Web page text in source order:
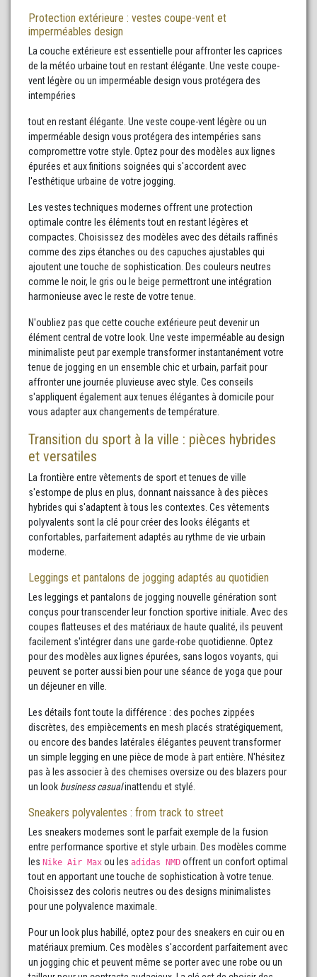
Protection extérieure : vestes coupe-vent et
imperméables design
La couche extérieure est essentielle pour affronter les caprices
de la météo urbaine tout en restant élégante. Une veste coupe-
vent légère ou un imperméable design vous protégera des
intempéries
tout en restant élégante. Une veste coupe-vent légère ou un
imperméable design vous protégera des intempéries sans
compromettre votre style. Optez pour des modèles aux lignes
épurées et aux finitions soignées qui s'accordent avec
l'esthétique urbaine de votre jogging.
Les vestes techniques modernes offrent une protection
optimale contre les éléments tout en restant légères et
compactes. Choisissez des modèles avec des détails raffinés
comme des zips étanches ou des capuches ajustables qui
ajoutent une touche de sophistication. Des couleurs neutres
comme le noir, le gris ou le beige permettront une intégration
harmonieuse avec le reste de votre tenue.
N'oubliez pas que cette couche extérieure peut devenir un
élément central de votre look. Une veste imperméable au design
minimaliste peut par exemple transformer instantanément votre
tenue de jogging en un ensemble chic et urbain, parfait pour
affronter une journée pluvieuse avec style. Ces conseils
s'appliquent également aux tenues élégantes à domicile pour
vous adapter aux changements de température.
Transition du sport à la ville : pièces hybrides
et versatiles
La frontière entre vêtements de sport et tenues de ville
s'estompe de plus en plus, donnant naissance à des pièces
hybrides qui s'adaptent à tous les contextes. Ces vêtements
polyvalents sont la clé pour créer des looks élégants et
confortables, parfaitement adaptés au rythme de vie urbain
moderne.
Leggings et pantalons de jogging adaptés au quotidien
Les leggings et pantalons de jogging nouvelle génération sont
conçus pour transcender leur fonction sportive initiale. Avec des
coupes flatteuses et des matériaux de haute qualité, ils peuvent
facilement s'intégrer dans une garde-robe quotidienne. Optez
pour des modèles aux lignes épurées, sans logos voyants, qui
peuvent se porter aussi bien pour une séance de yoga que pour
un déjeuner en ville.
Les détails font toute la différence : des poches zippées
discrètes, des empiècements en mesh placés stratégiquement,
ou encore des bandes latérales élégantes peuvent transformer
un simple legging en une pièce de mode à part entière. N'hésitez
pas à les associer à des chemises oversize ou des blazers pour
un look business casualinattendu et stylé.
Sneakers polyvalentes : from track to street
Les sneakers modernes sont le parfait exemple de la fusion
entre performance sportive et style urbain. Des modèles comme
les Nike Air Max ou les adidas NMD offrent un confort optimal
tout en apportant une touche de sophistication à votre tenue.
Choisissez des coloris neutres ou des designs minimalistes
pour une polyvalence maximale.
Pour un look plus habillé, optez pour des sneakers en cuir ou en
matériaux premium. Ces modèles s'accordent parfaitement avec
un jogging chic et peuvent même se porter avec une robe ou un